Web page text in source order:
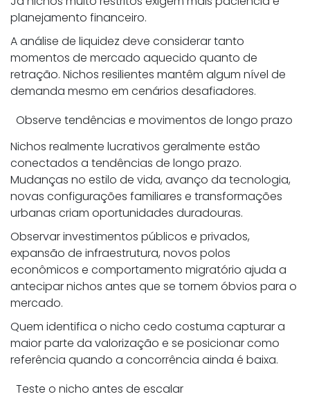
planejamento financeiro.
A análise de liquidez deve considerar tanto
momentos de mercado aquecido quanto de
retração. Nichos resilientes mantêm algum nível de
demanda mesmo em cenários desafiadores.
Observe tendências e movimentos de longo prazo
Nichos realmente lucrativos geralmente estão
conectados a tendências de longo prazo.
Mudanças no estilo de vida, avanço da tecnologia,
novas configurações familiares e transformações
urbanas criam oportunidades duradouras.
Observar investimentos públicos e privados,
expansão de infraestrutura, novos polos
econômicos e comportamento migratório ajuda a
antecipar nichos antes que se tornem óbvios para o
mercado.
Quem identifica o nicho cedo costuma capturar a
maior parte da valorização e se posicionar como
referência quando a concorrência ainda é baixa.
Teste o nicho antes de escalar